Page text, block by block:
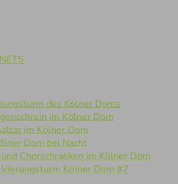
des Kölner Doms
im Kölner Dom
im Kölner Dom
Dom bei Nacht
Chorschranken im Kölner Dom
Kölner Dom #7